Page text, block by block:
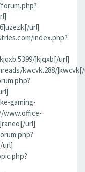
url]
index.php?
]kjqxb[/url]
kwcvk.288/
gaming-
www.office-
url]
url]